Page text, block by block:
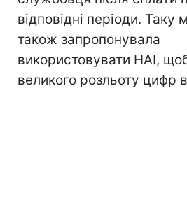
відповідні періоди. Таку
також запропонувала
використовувати HAI,
великого розльоту цифр